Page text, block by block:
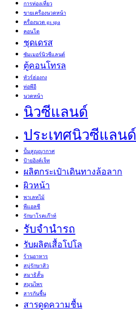
การท่องเที่ยว
ขายเครื่องนวดหน้า
ครื่องนวด gs spa
คอนโด
ชุดเดรส
ซัมเมอร์นิวซีแลนด์
ตู้คอนโทรล
ทัวร์ฮ่องกง
ท่อพีอี
นวดหน้า
นิวซีแลนด์
ประเทศนิวซีแลนด์
ปั้มสูญญากาศ
ป้ายอิงค์เจ็ท
ผลิตกระเป๋าเดินทางล้อลาก
ผิวหน้า
พาเลทไม้
พีแอลซี
รักษาโรคเก๊าท์
รับจำนำรถ
รับผลิตเสื้อโปโล
ร้านอาหาร
สบู่รักษาสิว
สมาธิสั้น
สมุนไพร
สารกันชื้น
สารดูดความชื้น